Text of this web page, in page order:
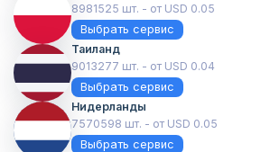
8981525 шт. - от USD 0.05
Выбрать сервис
Таиланд
9013277 шт. - от USD 0.04
Выбрать сервис
Нидерланды
7570598 шт. - от USD 0.05
Выбрать сервис